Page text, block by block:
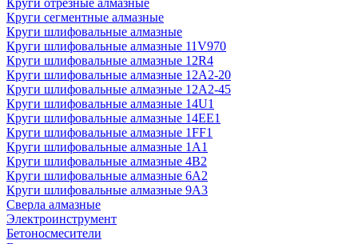
Круги отрезные алмазные
Круги сегментные алмазные
Круги шлифовальные алмазные
Круги шлифовальные алмазные 11V970
Круги шлифовальные алмазные 12R4
Круги шлифовальные алмазные 12А2-20
Круги шлифовальные алмазные 12А2-45
Круги шлифовальные алмазные 14U1
Круги шлифовальные алмазные 14ЕЕ1
Круги шлифовальные алмазные 1FF1
Круги шлифовальные алмазные 1А1
Круги шлифовальные алмазные 4В2
Круги шлифовальные алмазные 6A2
Круги шлифовальные алмазные 9А3
Сверла алмазные
Электроинструмент
Бетоносмесители